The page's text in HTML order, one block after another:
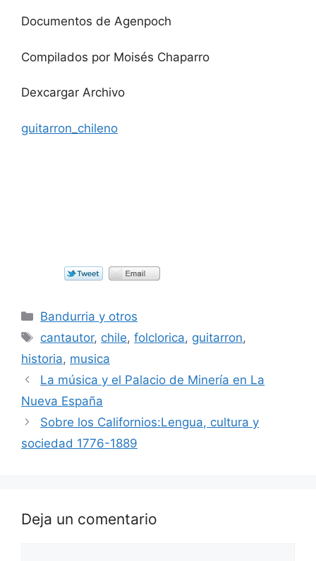
Documentos de Agenpoch
Compilados por Moisés Chaparro
Dexcargar Archivo
guitarron_chileno
Categorías
Bandurria y otros
Etiquetas
cantautor, chile,folclorica, guitarron,
historia, musica
La música y el Palacio de Minería en La
Nueva España
Sobre los Californios:Lengua, cultura y
sociedad 1776-1889
Deja un comentario